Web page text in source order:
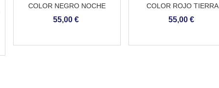
COLOR NEGRO NOCHE
55,00 €
COLOR ROJO TIERRA
55,00 €